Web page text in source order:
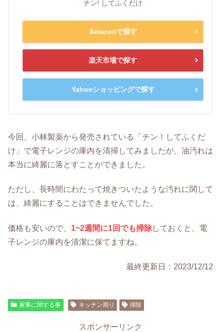
チン! してふくだけ
Amazonで探す
楽天市場で探す
Yahooショッピングで探す
今回、小林製薬から発売されている「チン！してふくだ
け」で電子レンジの庫内を清掃してみましたが、油汚れは
本当に綺麗に落とすことができました。
ただし、長時間にわたって焼きついたような汚れに関して
は、綺麗にすることはできませんでした。
価格も安いので、 1~2週間に1回でも掃除しておくと、電
子レンジの庫内を清潔に保てますね。
最終更新日：2023/12/12
家事に関する事 キッチン周り 掃除
スポンサーリンク